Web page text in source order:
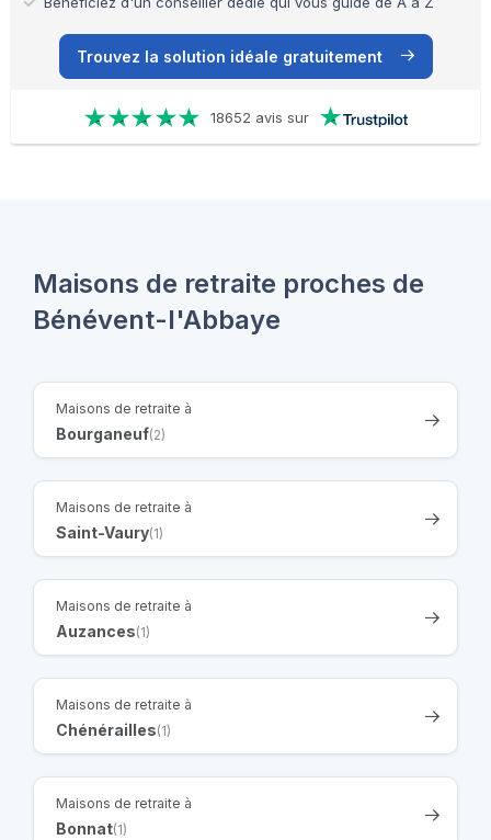
Trouvez la solution idéale gratuitement
18652 avis sur
Maisons de retraite proches de
Bénévent-l'Abbaye
Maisons de retraite à
Bourganeuf(2)
Maisons de retraite à
Saint-Vaury(1)
Maisons de retraite à
Auzances(1)
Maisons de retraite à
Chénérailles(1)
Maisons de retraite à
Bonnat(1)